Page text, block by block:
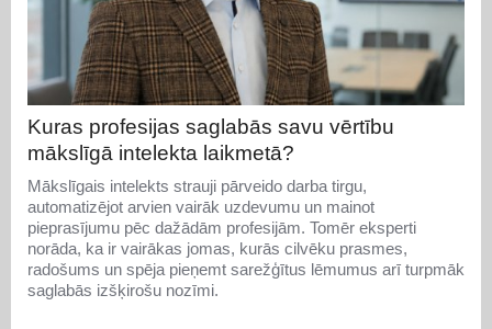
Kuras profesijas saglabās savu vērtību
mākslīgā intelekta laikmetā?
Mākslīgais intelekts strauji pārveido darba tirgu,
automatizējot arvien vairāk uzdevumu un mainot
pieprasījumu pēc dažādām profesijām. Tomēr eksperti
norāda, ka ir vairākas jomas, kurās cilvēku prasmes,
radošums un spēja pieņemt sarežģītus lēmumus arī turpmāk
saglabās izšķirošu nozīmi.